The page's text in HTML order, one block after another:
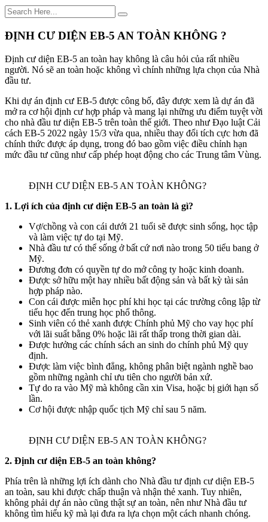
ĐỊNH CƯ DIỆN EB-5 AN TOÀN KHÔNG ?
Định cư diện EB-5 an toàn hay không là câu hỏi của rất nhiều
người. Nó sẽ an toàn hoặc không vì chính những lựa chọn của Nhà
đầu tư.
Khi dự án định cư EB-5 được công bố, đây được xem là dự án đã
mở ra cơ hội định cư hợp pháp và mang lại những ưu điểm tuyệt vời
cho nhà đầu tư diện EB-5 trên toàn thế giới. Theo như Đạo luật Cải
cách EB-5 2022 ngày 15/3 vừa qua, nhiều thay đổi tích cực hơn đã
chính thức được áp dụng, trong đó bao gồm việc điều chỉnh hạn
mức đầu tư cũng như cấp phép hoạt động cho các Trung tâm Vùng.
ĐỊNH CƯ DIỆN EB-5 AN TOÀN KHÔNG?
1. Lợi ích của định cư diện EB-5 an toàn là gì?
Vợ/chồng và con cái dưới 21 tuổi sẽ được sinh sống, học tập
và làm việc tự do tại Mỹ.
Nhà đầu tư có thể sống ở bất cứ nơi nào trong 50 tiểu bang ở
Mỹ.
Đương đơn có quyền tự do mở công ty hoặc kinh doanh.
Được sở hữu một hay nhiều bất động sản và bất kỳ tài sản
hợp pháp nào.
Con cái được miễn học phí khi học tại các trường công lập từ
tiểu học đến trung học phổ thông.
Sinh viên có thẻ xanh được Chính phủ Mỹ cho vay học phí
với lãi suất bằng 0% hoặc lãi rất thấp trong thời gian dài.
Được hưởng các chính sách an sinh do chính phủ Mỹ quy
định.
Được làm việc bình đẳng, không phân biệt ngành nghề bao
gồm những ngành chỉ ưu tiên cho người bản xứ.
Tự do ra vào Mỹ mà không cần xin Visa, hoặc bị giới hạn số
lần.
Cơ hội được nhập quốc tịch Mỹ chỉ sau 5 năm.
ĐỊNH CƯ DIỆN EB-5 AN TOÀN KHÔNG?
2. Định cư diện EB-5 an toàn không?
Phía trên là những lợi ích dành cho Nhà đầu tư định cư diện EB-5
an toàn, sau khi được chấp thuận và nhận thẻ xanh. Tuy nhiên,
không phải dự án nào cũng thật sự an toàn, nên như Nhà đầu tư
không tìm hiểu kỹ mà lại đưa ra lựa chọn một cách nhanh chóng.